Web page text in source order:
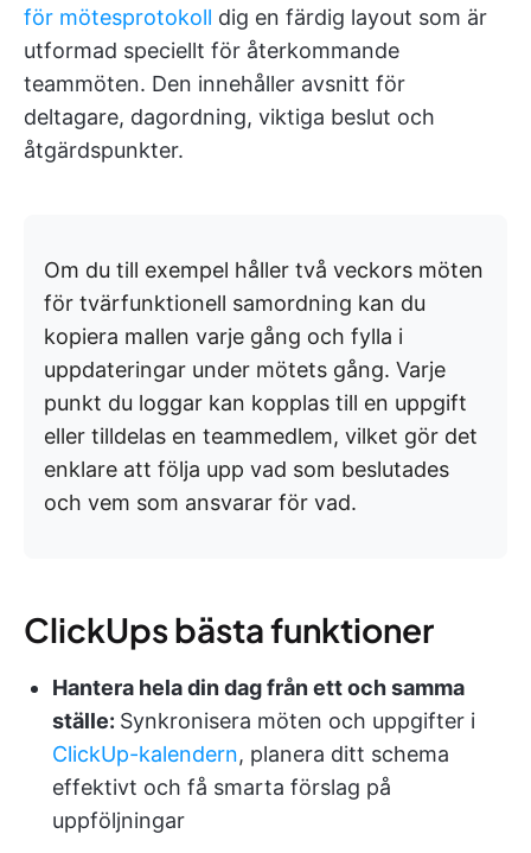
för mötesprotokoll dig en färdig layout som är
utformad speciellt för återkommande
teammöten. Den innehåller avsnitt för
deltagare, dagordning, viktiga beslut och
åtgärdspunkter.
Om du till exempel håller två veckors möten
för tvärfunktionell samordning kan du
kopiera mallen varje gång och fylla i
uppdateringar under mötets gång. Varje
punkt du loggar kan kopplas till en uppgift
eller tilldelas en teammedlem, vilket gör det
enklare att följa upp vad som beslutades
och vem som ansvarar för vad.
ClickUps bästa funktioner
Hantera hela din dag från ett och samma
ställe: Synkronisera möten och uppgifter i
ClickUp-kalendern, planera ditt schema
effektivt och få smarta förslag på
uppföljningar